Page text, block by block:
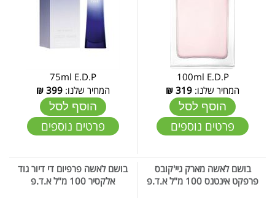
100ml E.D.P
המחיר שלנו: 319
₪
הוסף לסל
פרטים נוספים
75ml E.D.P
המחיר שלנו:399
₪
הוסף לסל
פרטים נוספים
בושם לאשה מארק גיי'קובס
פרפקט אינטנס 100 מ"ל א.ד.פ
בושם לאשה פרפיום די דיור גוד
אלקסיר 100 מ"ל א.ד.פ